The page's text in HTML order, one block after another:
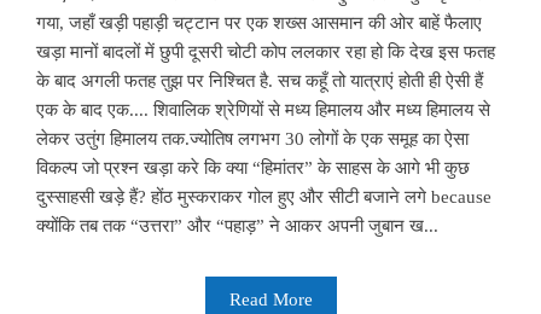
गया, जहाँ खड़ी पहाड़ी चट्टान पर एक शख्स आसमान की ओर बाहें फैलाए
खड़ा मानों बादलों में छुपी दूसरी चोटी कोप ललकार रहा हो कि देख इस फतह
के बाद अगली फतह तुझ पर निश्चित है. सच कहूँ तो यात्राएं होती ही ऐसी हैं
एक के बाद एक.... शिवालिक श्रेणियों से मध्य हिमालय और मध्य हिमालय से
लेकर उतुंग हिमालय तक.ज्योतिष लगभग 30 लोगों के एक समूह का ऐसा
विकल्प जो प्रश्न खड़ा करे कि क्या “हिमांतर” के साहस के आगे भी कुछ
दुस्साहसी खड़े हैं? होंठ मुस्कराकर गोल हुए और सीटी बजाने लगे because
क्योंकि तब तक “उत्तरा” और “पहाड़” ने आकर अपनी जुबान ख...
Read More